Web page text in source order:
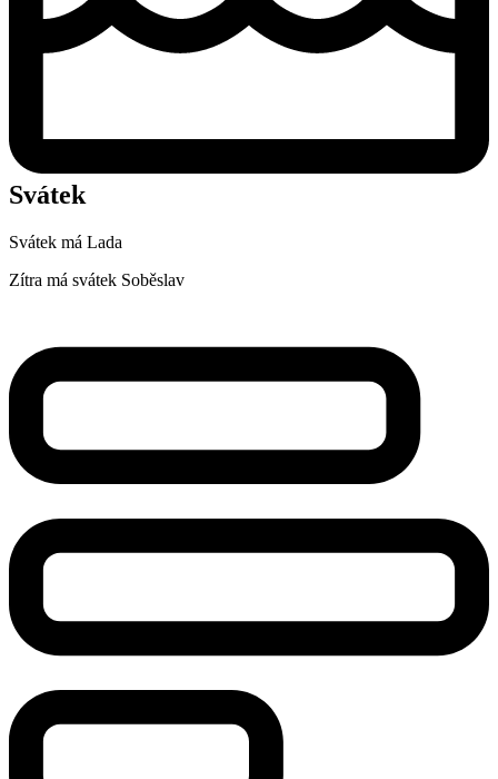
Svátek
Svátek má Lada
Zítra má svátek Soběslav